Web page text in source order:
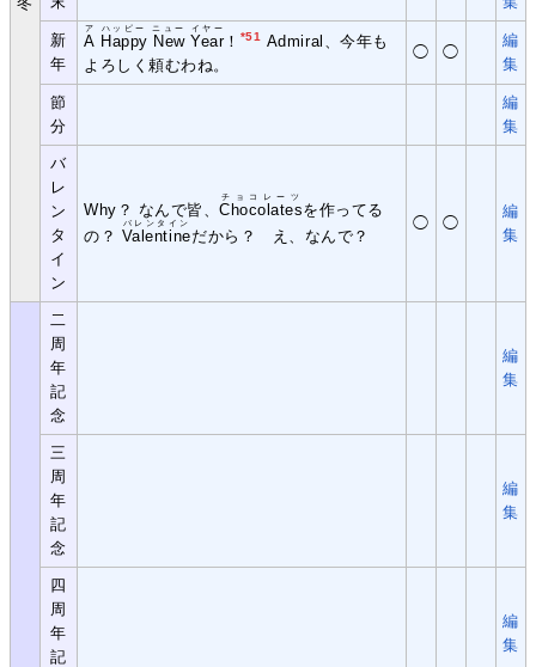
新
年
A Happy New Year
ア ハッピー ニュー イヤー
！ *51
Admiral、今年も
よろしく頼むわね。
◯ ◯
編
集
節
分
編
集
バ
レ
ン
タ
イ
ン
Why？ なんで皆、Chocolates
チョコレーツ
を作ってる
の？ Valentine
バレンタイン
だから？ え、なんで？
◯ ◯
編
集
二
周
年
記
念
編
集
三
周
年
記
念
編
集
四
周
年
記
編
集